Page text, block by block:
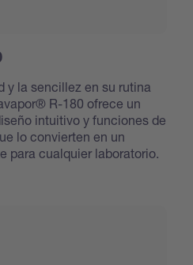
y la sencillez en su rutina
R-180 ofrece un
intuitivo y funciones de
lo convierten en un
para cualquier laboratorio.